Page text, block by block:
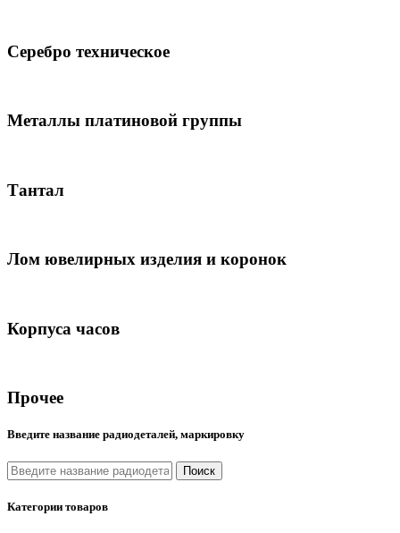
Серебро техническое
Металлы платиновой группы
Тантал
Лом ювелирных изделия и коронок
Корпуса часов
Прочее
Введите название радиодеталей, маркировку
Поиск
Категории товаров